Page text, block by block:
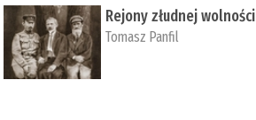
Rejony złudnej wolności
Tomasz Panfil